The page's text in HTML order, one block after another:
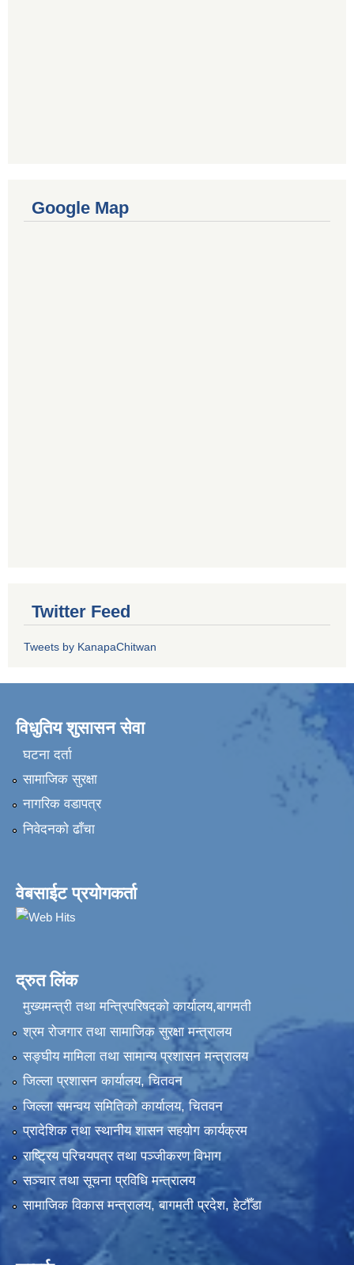
Google Map
Twitter Feed
Tweets by KanapaChitwan
विधुतिय शुसासन सेवा
घटना दर्ता
सामाजिक सुरक्षा
नागरिक वडापत्र
निवेदनकाे ढाँचा
वेबसाईट प्रयोगकर्ता
द्रुत लिंक
मुख्यमन्त्री तथा मन्त्रिपरिषदको कार्यालय,बागमती
श्रम रोजगार तथा सामाजिक सुरक्षा मन्त्रालय
सङ्‍घीय मामिला तथा सामान्य प्रशासन मन्त्रालय
जिल्ला प्रशासन कार्यालय, चितवन
जिल्ला समन्वय समितिको कार्यालय, चितवन
प्रादेशिक तथा स्थानीय शासन सहयोग कार्यक्रम
राष्ट्रिय परिचयपत्र तथा पञ्‍जीकरण विभाग
सञ्‍चार तथा सूचना प्रविधि मन्त्रालय
सामाजिक विकास मन्त्रालय, बागमती प्रदेश, हेटौँडा